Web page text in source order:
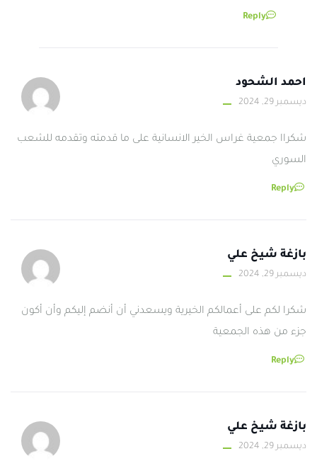
Reply
احمد الشحود
ديسمبر 29, 2024
شكراا جمعية غراس الخير الانسانية على ما قدمته وتقدمه للشعب
السوري
Reply
بازغة شيخ علي
ديسمبر 29, 2024
شكرا لكم على أعمالكم الخيرية ويسعدني أن أنضم إليكم وأن أكون
جزء من هذه الجمعية
Reply
بازغة شيخ علي
ديسمبر 29, 2024